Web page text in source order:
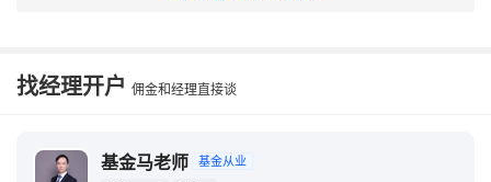
找经理开户 佣金和经理直接谈
基金马老师 基金从业